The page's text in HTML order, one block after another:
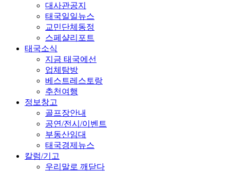
대사관공지
태국일일뉴스
교민단체동정
스페샬리포트
태국소식
지금 태국에선
업체탐방
베스트레스토랑
추천여행
정보창고
골프장안내
공연/전시/이벤트
부동산임대
태국경제뉴스
칼럼/기고
우리말로 깨닫다